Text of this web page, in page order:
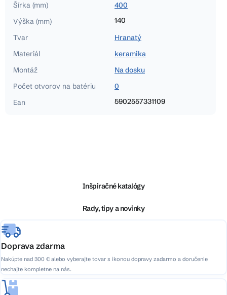
Šírka (mm)
400
Výška (mm)
140
Tvar
Hranatý
Materiál
keramika
Montáž
Na dosku
Počet otvorov na batériu
0
Ean
5902557331109
e
Inšpiračné katalógy
Rady, tipy a novinky
Doprava zdarma
Nakúpte nad 300 € alebo vyberajte tovar s ikonou dopravy zadarmo a doručenie
nechajte kompletne na nás.